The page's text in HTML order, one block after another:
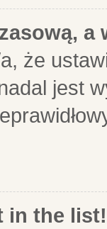
że
jest
in the list!